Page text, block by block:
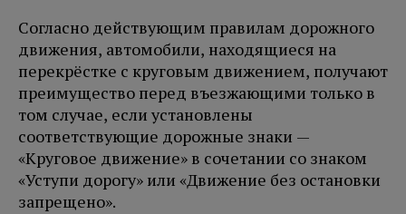
Согласно действующим правилам дорожного
движения, автомобили, находящиеся на
перекрёстке с круговым движением, получают
преимущество перед въезжающими только в
том случае, если установлены
соответствующие дорожные знаки —
«Круговое движение» в сочетании со знаком
«Уступи дорогу» или «Движение без остановки
запрещено».